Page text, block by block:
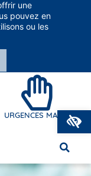
Groupe Vivalto Santé
Entre nous, la vie
URGENCES MAINS
une
pouvez en
ou les